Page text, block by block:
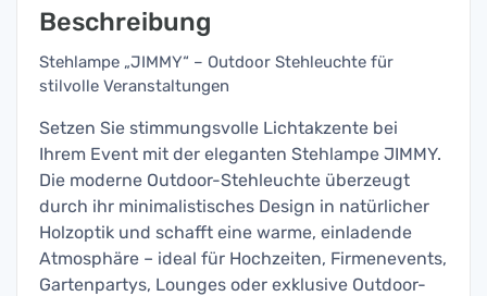
Beschreibung
Stehlampe „JIMMY“ – Outdoor Stehleuchte für
stilvolle Veranstaltungen
Setzen Sie stimmungsvolle Lichtakzente bei
Ihrem Event mit der eleganten Stehlampe JIMMY.
Die moderne Outdoor-Stehleuchte überzeugt
durch ihr minimalistisches Design in natürlicher
Holzoptik und schafft eine warme, einladende
Atmosphäre – ideal für Hochzeiten, Firmenevents,
Gartenpartys, Lounges oder exklusive Outdoor-